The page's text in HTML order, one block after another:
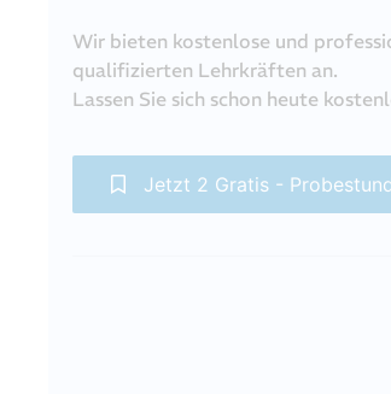
Wir bieten kostenlose und
qualifizierten Lehrkräften an.
Lassen Sie sich schon heute
Jetzt 2 Gratis -